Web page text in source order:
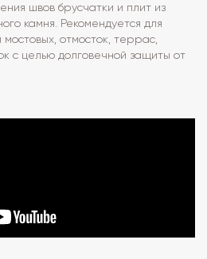
швов брусчатки и плит из
камня. Рекомендуется для
отмосток, террас,
с целью долговечной защиты от